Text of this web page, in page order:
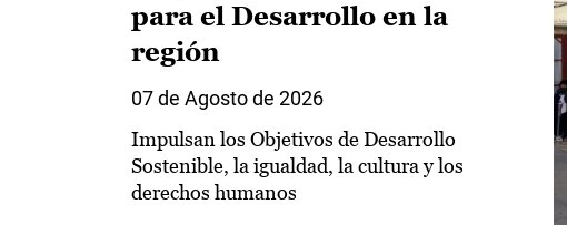
para el Desarrollo en la
región
07 de Agosto de 2026
Impulsan los Objetivos de Desarrollo
Sostenible, la igualdad, la cultura y los
derechos humanos